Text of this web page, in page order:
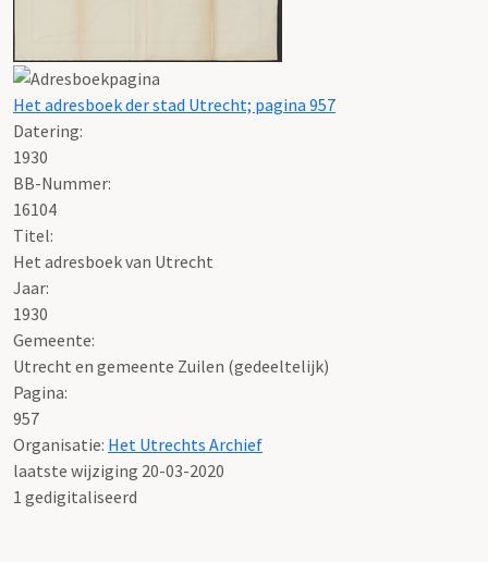
Het adresboek der stad Utrecht; pagina 957
Datering:
1930
BB-Nummer:
16104
Titel:
Het adresboek van Utrecht
Jaar:
1930
Gemeente:
Utrecht en gemeente Zuilen (gedeeltelijk)
Pagina:
957
Organisatie: Het Utrechts Archief
laatste wijziging 20-03-2020
1 gedigitaliseerd